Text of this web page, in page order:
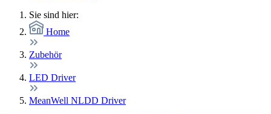
Sie sind hier:
Home
Zubehör
LED Driver
MeanWell NLDD Driver